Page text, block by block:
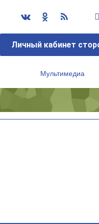
Личный кабинет
Мультимедиа